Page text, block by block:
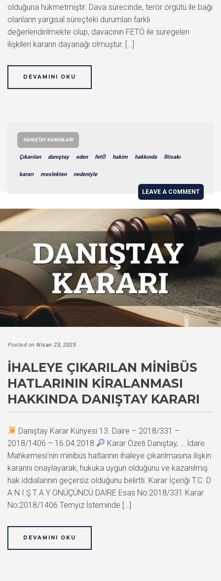
olduğuna hükmetmiştir. Dava sürecinde, terör örgütü ile bağı
olanların yargısal süreçteki durumları farklı
değerlendirilmekte olup, davacının FETÖ ile süregelen
ilişkileri kararın dayanağı olmuştur. […]
DEVAMINI OKU
DANIŞTAY KARARLARI
Çıkarılan danıştay eden fetÖ hakim hakkında İltisakı
kararı meslekten nedeniyle
LEAVE A COMMENT
Posted on Nisan 23, 2025
İHALEYE ÇIKARILAN MINIBÜS
HATLARININ KIRALANMASI
HAKKINDA DANIŞTAY KARARI
Danıştay Karar Künyesi 13. Daire – 2018/331 –
2018/1406 – 16.04.2018
Karar Özeti Danıştay, … İdare
Mahkemesi’nin minibüs hatlarının ihaleye çıkarılmasına ilişkin
kararını onaylayarak, hukuka uygun olduğunu ve kazanılmış
hak iddialarının geçersiz olduğunu belirtti. Karar İçeriği T.C. D
A N I Ş T A Y ONÜÇÜNCÜ DAİRE Esas No:2018/331 Karar
No:2018/1406 Temyiz İsteminde […]
DEVAMINI OKU